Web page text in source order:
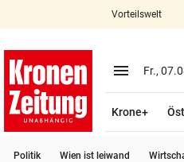
account_circle Anmelden
Vorteilswelt
menu Menü
Fr.,
Krone+
Politik Wien ist leiwand